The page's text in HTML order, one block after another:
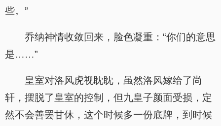
些。”
乔纳神情收敛回来，脸色凝重：“你们的意思
是……”
皇室对洛风虎视眈眈，虽然洛风嫁给了尚
轩，摆脱了皇室的控制，但九皇子颜面受损，定
然不会善罢甘休，这个时候多一份底牌，到时候